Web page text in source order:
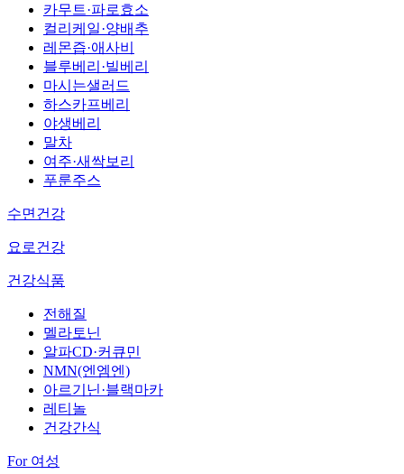
카무트·파로효소
컬리케일·양배추
레몬즙·애사비
블루베리·빌베리
마시는샐러드
하스카프베리
야생베리
말차
여주·새싹보리
푸룬주스
수면건강
요로건강
건강식품
전해질
멜라토닌
알파CD·커큐민
NMN(엔엠엔)
아르기닌·블랙마카
레티놀
건강간식
For 여성